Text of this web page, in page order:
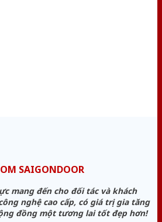
SAIGONDOOR
mang đến cho đối tác và khách
nghệ cao cấp, có giá trị gia tăng
đồng một tương lai tốt đẹp hơn!